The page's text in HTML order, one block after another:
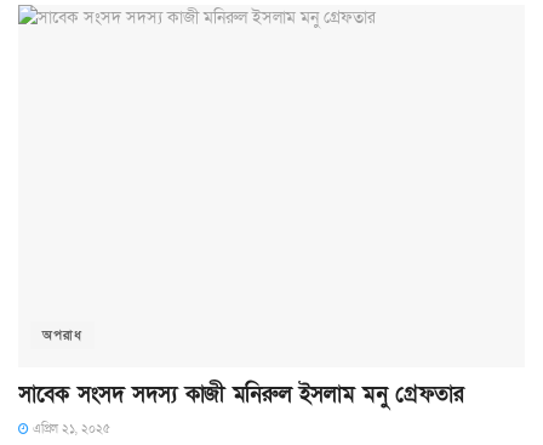
অপরাধ
সাবেক সংসদ সদস্য কাজী মনিরুল ইসলাম মনু গ্রেফতার
এপ্রিল ২১, ২০২৫